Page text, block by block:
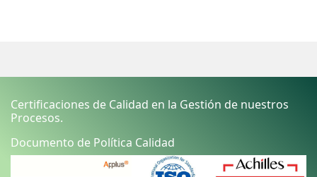
Certificaciones de Calidad en la Gestión de nuestros
Procesos.
Documento de Política Calidad